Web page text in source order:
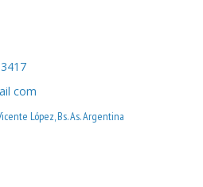
com
López, Bs. As. Argentina